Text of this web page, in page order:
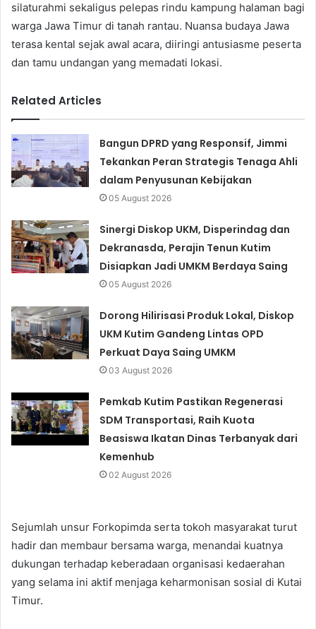
silaturahmi sekaligus pelepas rindu kampung halaman bagi
warga Jawa Timur di tanah rantau. Nuansa budaya Jawa
terasa kental sejak awal acara, diiringi antusiasme peserta
dan tamu undangan yang memadati lokasi.
Related Articles
Bangun DPRD yang Responsif, Jimmi
Tekankan Peran Strategis Tenaga Ahli
dalam Penyusunan Kebijakan
05 August 2026
Sinergi Diskop UKM, Disperindag dan
Dekranasda, Perajin Tenun Kutim
Disiapkan Jadi UMKM Berdaya Saing
05 August 2026
Dorong Hilirisasi Produk Lokal, Diskop
UKM Kutim Gandeng Lintas OPD
Perkuat Daya Saing UMKM
03 August 2026
Pemkab Kutim Pastikan Regenerasi
SDM Transportasi, Raih Kuota
Beasiswa Ikatan Dinas Terbanyak dari
Kemenhub
02 August 2026
Sejumlah unsur Forkopimda serta tokoh masyarakat turut
hadir dan membaur bersama warga, menandai kuatnya
dukungan terhadap keberadaan organisasi kedaerahan
yang selama ini aktif menjaga keharmonisan sosial di Kutai
Timur.